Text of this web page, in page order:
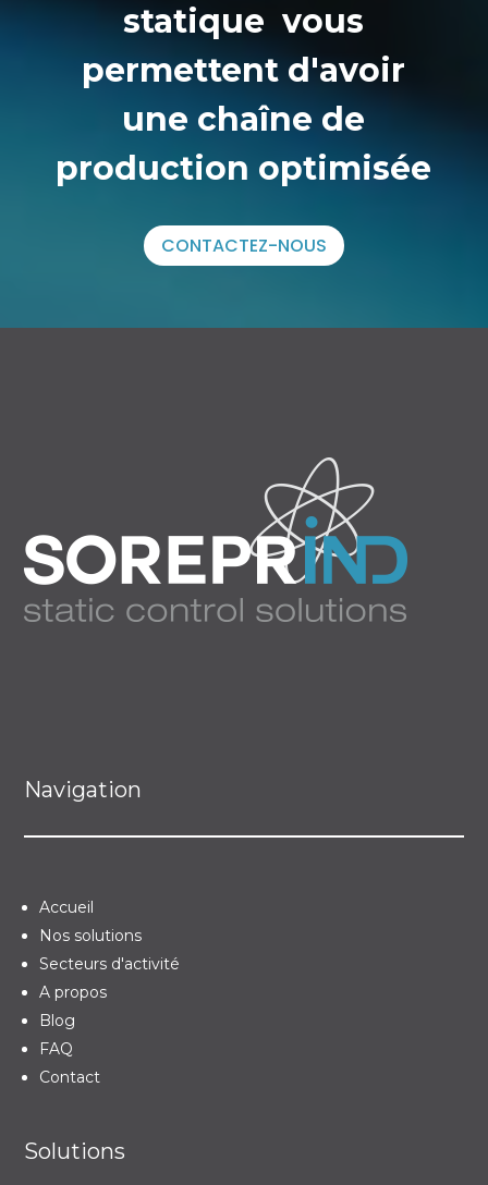
statiquevous
permettent d'avoir
une chaîne de
production optimisée
CONTACTEZ-NOUS
Navigation
Accueil
Nos solutions
Secteurs d'activité
A propos
Blog
FAQ
Contact
Solutions